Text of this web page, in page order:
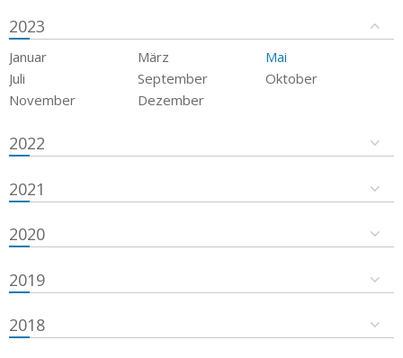
2023
Januar März
Mai
Juli
September
Oktober
November
Dezember
2022
2021
2020
2019
2018